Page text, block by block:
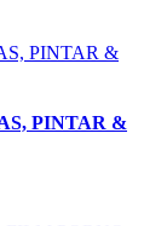
PINTAR &